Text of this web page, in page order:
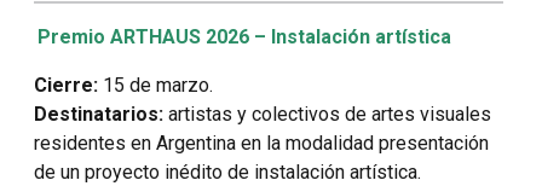
Premio ARTHAUS 2026 – Instalación artística
Cierre: 15 de marzo.
Destinatarios: artistas y colectivos de artes visuales
residentes en Argentina en la modalidad presentación
de un proyecto inédito de instalación artística.